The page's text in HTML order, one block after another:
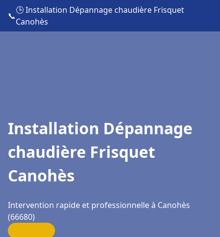
📞
🕒 Installation Dépannage chaudière Frisquet
Canohès
Installation Dépannage
chaudière Frisquet
Canohès
Intervention rapide et professionnelle à Canohès
(66680)